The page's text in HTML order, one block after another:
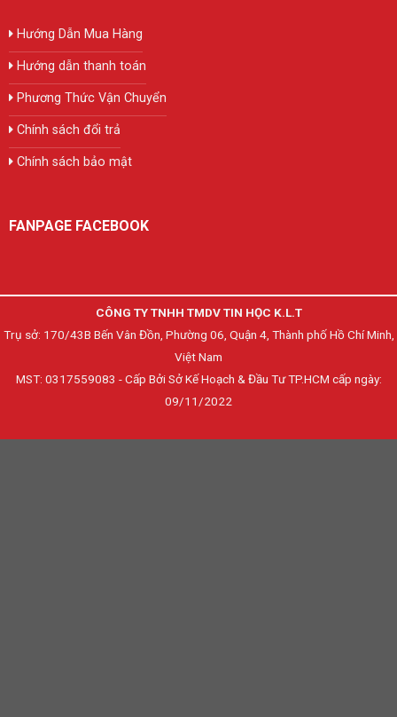
Hướng Dẫn Mua Hàng
Hướng dẫn thanh toán
Phương Thức Vận Chuyển
Chính sách đổi trả
Chính sách bảo mật
FANPAGE FACEBOOK
CÔNG TY TNHH TMDV TIN HỌC K.L.T
Trụ sở: 170/43B Bến Vân Đồn, Phường 06, Quận 4, Thành phố Hồ Chí Minh,
Việt Nam
MST: 0317559083 - Cấp Bởi Sở Kế Hoạch & Đầu Tư TP.HCM cấp ngày:
09/11/2022